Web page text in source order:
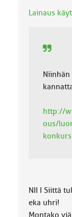
k
Lainaus
http://
ous/
NII I Siittä
eka uhri!
Montako